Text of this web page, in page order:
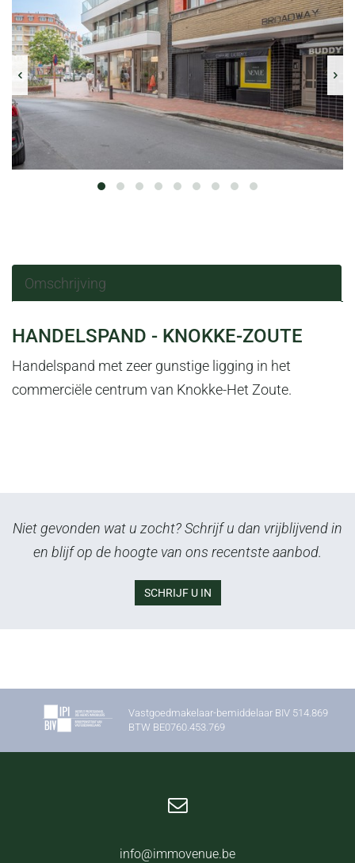
Omschrijving
OMSCHRIJVING
HANDELSPAND - KNOKKE-ZOUTE
Handelspand met zeer gunstige ligging in het
commerciële centrum van Knokke-Het Zoute.
Niet gevonden wat u zocht? Schrijf u dan vrijblijvend in
en blijf op de hoogte van ons recentste aanbod.
SCHRIJF U IN
Vastgoedmakelaar-bemiddelaar BIV 514.869
BTW BE0760.453.769
info@immovenue.be